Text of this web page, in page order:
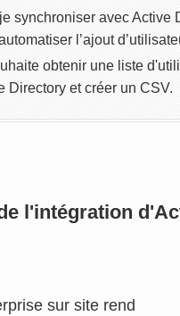
synchroniser avec Active
l’ajout
obtenir une liste
Directory et créer un CSV.
l'intégration
sur site rend